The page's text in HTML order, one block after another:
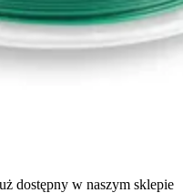
dostępny w naszym sklepie